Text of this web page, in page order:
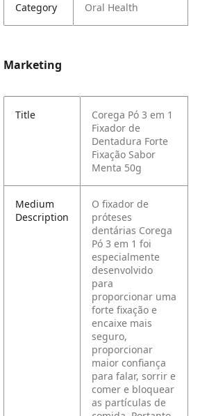
Category Oral Health
Marketing
Title
Corega Pó 3 em 1
Fixador de
Dentadura Forte
Fixação Sabor
Menta 50g
Medium
Description
O fixador de
próteses
dentárias Corega
Pó 3 em 1 foi
especialmente
desenvolvido
para
proporcionar uma
forte fixação e
encaixe mais
seguro,
proporcionar
maior confiança
para falar, sorrir e
comer e bloquear
as partículas de